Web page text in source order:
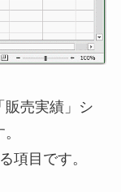
販売実績」シ
項目です。